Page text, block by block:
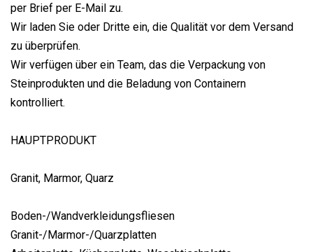
per Brief per E-Mail zu.
Wir laden Sie oder Dritte ein, die Qualität vor dem Versand
zu überprüfen.
Wir verfügen über ein Team, das die Verpackung von
Steinprodukten und die Beladung von Containern
kontrolliert.
HAUPTPRODUKT
Granit, Marmor, Quarz
Boden-/Wandverkleidungsfliesen
Granit-/Marmor-/Quarzplatten